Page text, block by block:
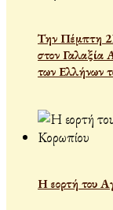
Την Πέμπτη
στον Γαλαξία
των Ελλήνων
Η εορτή του